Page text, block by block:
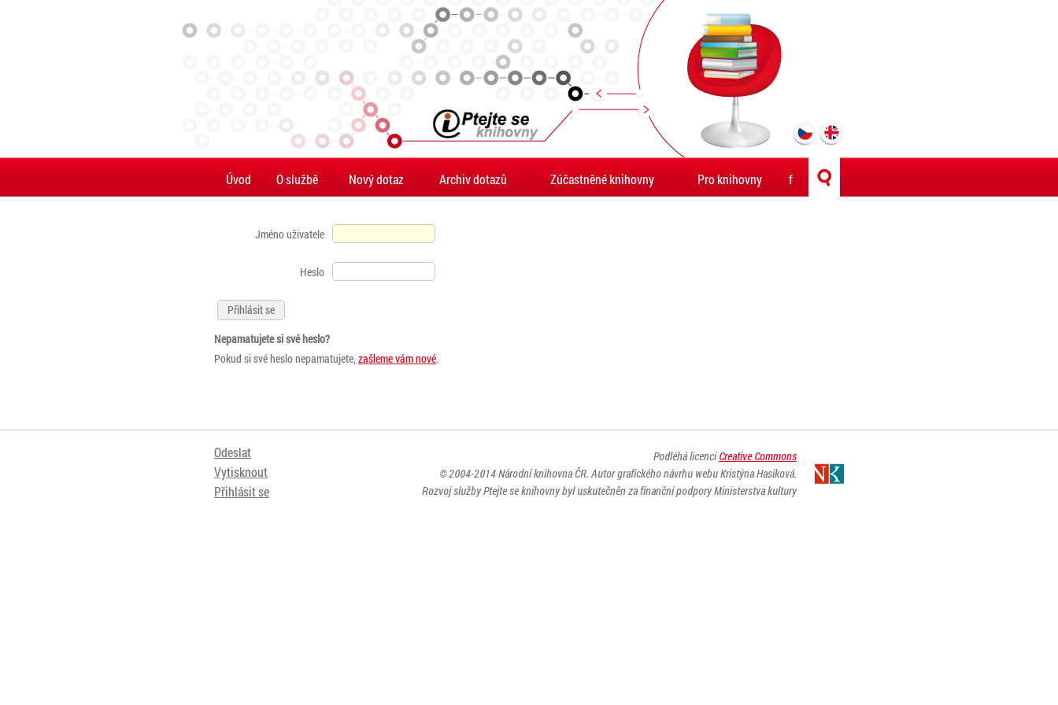
Úvod O službě Nový dotaz Archiv dotazů Zúčastněné knihovny Pro knihovny f
Jméno uživatele
Heslo
Nepamatujete si své heslo?
Pokud si své heslo nepamatujete, zašleme vám nové.
Odeslat
Vytisknout
Přihlásit se
Podléhá licenciCreative Commons
© 2004-2014Národní knihovna ČR. Autor grafického návrhu webu Kristýna Hasíková.
Rozvoj služby Ptejte se knihovny byl uskutečněn za finanční podpory Ministerstva kultury